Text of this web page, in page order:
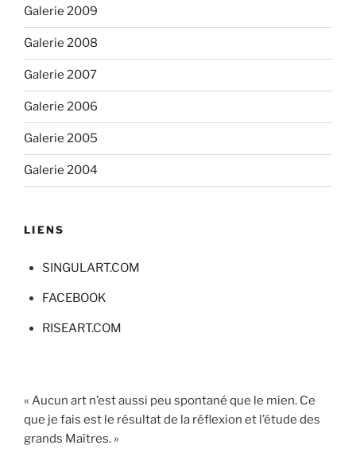
Galerie 2009
Galerie 2008
Galerie 2007
Galerie 2006
Galerie 2005
Galerie 2004
LIENS
SINGULART.COM
FACEBOOK
RISEART.COM
« Aucun art n’est aussi peu spontané que le mien. Ce
que je fais est le résultat de la réflexion et l’étude des
grands Maîtres. »